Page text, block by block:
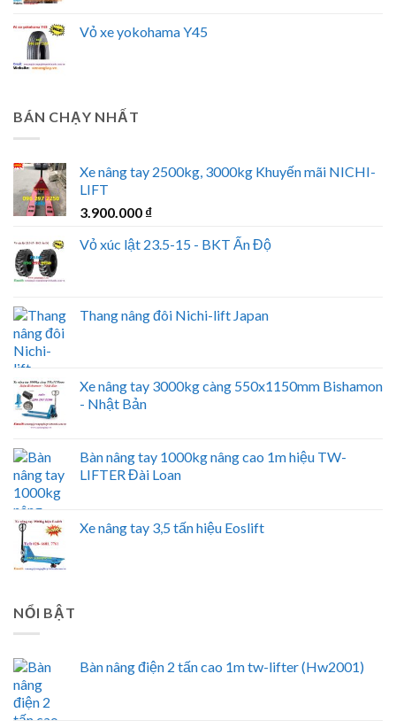
Vỏ xe yokohama Y45
BÁN CHẠY NHẤT
Xe nâng tay 2500kg, 3000kg Khuyến mãi NICHI-
LIFT
3.900.000 ₫
Vỏ xúc lật 23.5-15 - BKT Ấn Độ
Thang nâng đôi Nichi-lift Japan
Xe nâng tay 3000kg càng 550x1150mm Bishamon
- Nhật Bản
Bàn nâng tay 1000kg nâng cao 1m hiệu TW-
LIFTER Đài Loan
Xe nâng tay 3,5 tấn hiệu Eoslift
NỔI BẬT
Bàn nâng điện 2 tấn cao 1m tw-lifter (Hw2001)